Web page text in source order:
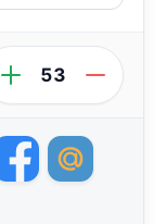
53